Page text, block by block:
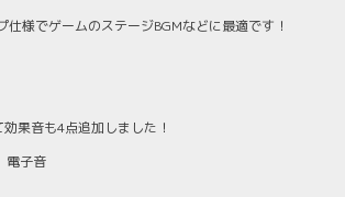
仕様でゲームのステージBGMなどに最適です！
果音も4点追加しました！
電子音